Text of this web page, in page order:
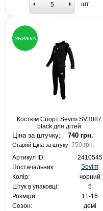
шт
ЗНИЖКА
Костюм Спорт Sevim SV3087
black для дітей
Ціна за штучку: 740 грн.
Старий Ціна за штуку:750 грн.
Артикул ID:
2410545
Постачальник:
Sevim
Колір:
чорний
Штук в упаковці:
5
Розміри:
11-16
Сезон:
демі